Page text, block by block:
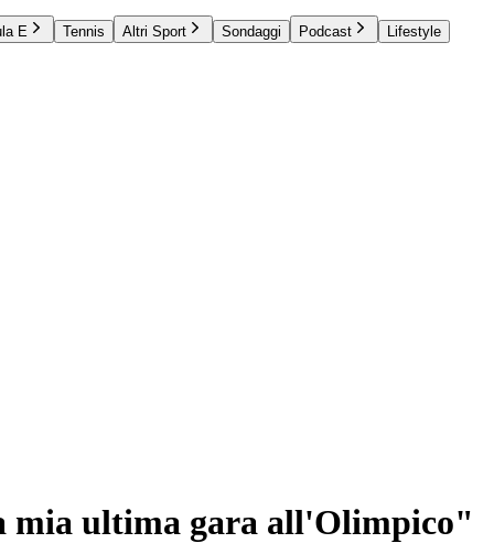
E Tennis Altri Sport Sondaggi Podcast Lifestyle
mia ultima gara all'Olimpico"